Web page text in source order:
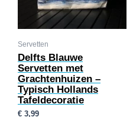
Servetten
Delfts Blauwe
Servetten met
Grachtenhuizen –
Typisch Hollands
Tafeldecoratie
€ 3,99